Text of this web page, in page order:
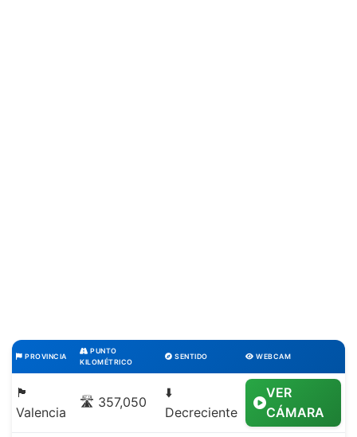
PROVINCIA
PUNTO
KILOMÉTRICO
SENTIDO WEBCAM
🏴
Valencia
🛣️ 357,050
⬇️
Decreciente
VER
CÁMARA